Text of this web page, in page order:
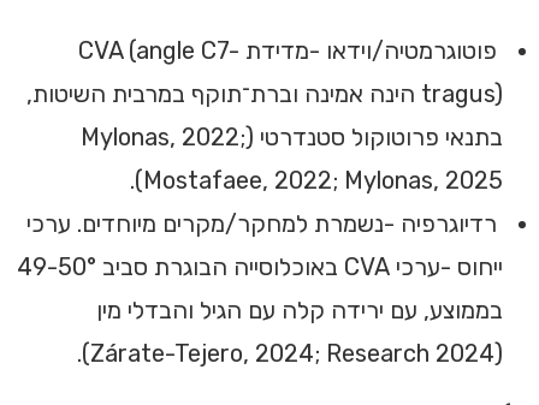
פוטוגרמטיה/וידאו -מדידת CVA (angle C7-
tragus) הינה אמינה וברת־תוקף במרבית השיטות,
בתנאי פרוטוקול סטנדרטי (Mylonas, 2022;
Mostafaee, 2022; Mylonas, 2025).
רדיוגרפיה -נשמרת למחקר/מקרים מיוחדים. ערכי
ייחוס -ערכי CVA באוכלוסייה הבוגרת סביב 49-50°
בממוצע, עם ירידה קלה עם הגיל והבדלי מין
(Zárate-Tejero, 2024; Research 2024).